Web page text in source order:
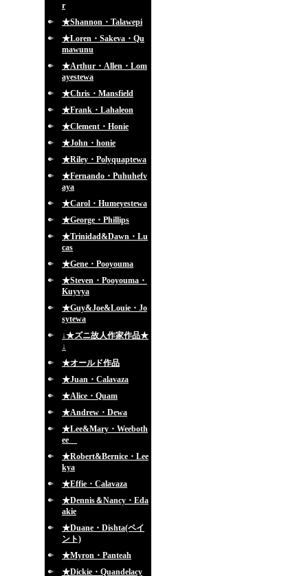
r
★Shannon・Talawepi
★Loren・Sakeva・Qu
mawunu
★Arthur・Allen・Lom
ayestewa
★Chris・Mansfield
★Frank・Lahaleon
★Clement・Honie
★John・honie
★Riley・Polyquaptewa
★Fernando・Puhuhefv
aya
★Carol・Humeyestewa
★George・Phillips
★Trinidad&Dawn・Lu
cas
★Gene・Pooyouma
★Steven・Pooyouma・
Kuyvya
★Guy&Joe&Louie・Jo
sytewa
↓★ズニ故人作家作品★
↓
★オールド作品
★Juan・Calavaza
★Alice・Quam
★Andrew・Dewa
★Lee&Mary・Weeboth
ee
★Robert&Bernice・Lee
kya
★Effie・Calavaza
★Dennis＆Nancy・Eda
akie
★Duane・Dishta(ペイ
ント)
★Myron・Panteah
★Dickie・Quandelacy